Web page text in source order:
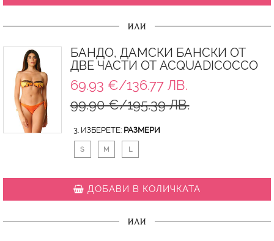
ИЛИ
БАНДО, ДАМСКИ БАНСКИ ОТ
ДВЕ ЧАСТИ ОТ ACQUADICOCCO
69.93 €/136.77 ЛВ.
99.90 €/195.39 ЛВ.
3. ИЗБЕРЕТЕ: РАЗМЕРИ
S M L
ДОБАВИ В КОЛИЧКАТА
ИЛИ